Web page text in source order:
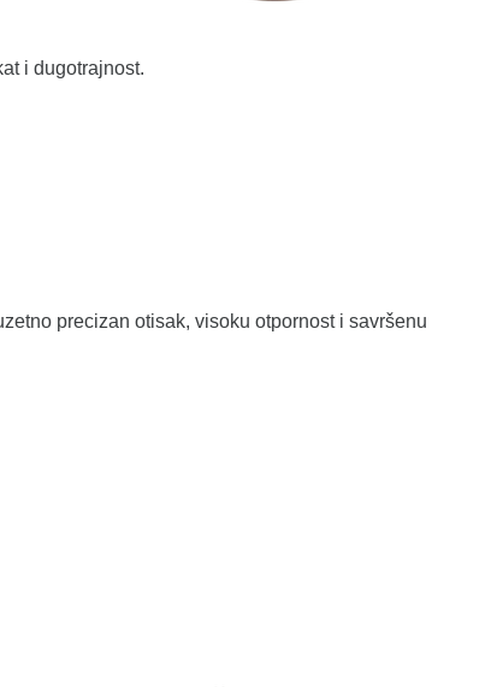
i dugotrajnost.
precizan otisak, visoku otpornost i savršenu